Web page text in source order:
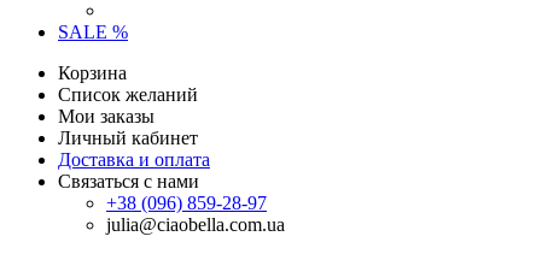
SALE %
Корзина
Список желаний
Мои заказы
Личный кабинет
Доставка и оплата
Связаться с нами
+38 (096) 859-28-97
julia@ciaobella.com.ua